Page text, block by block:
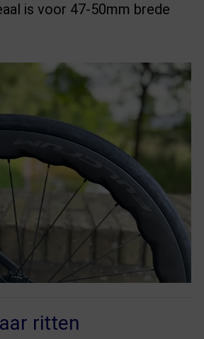
is voor 47-50mm brede
ritten